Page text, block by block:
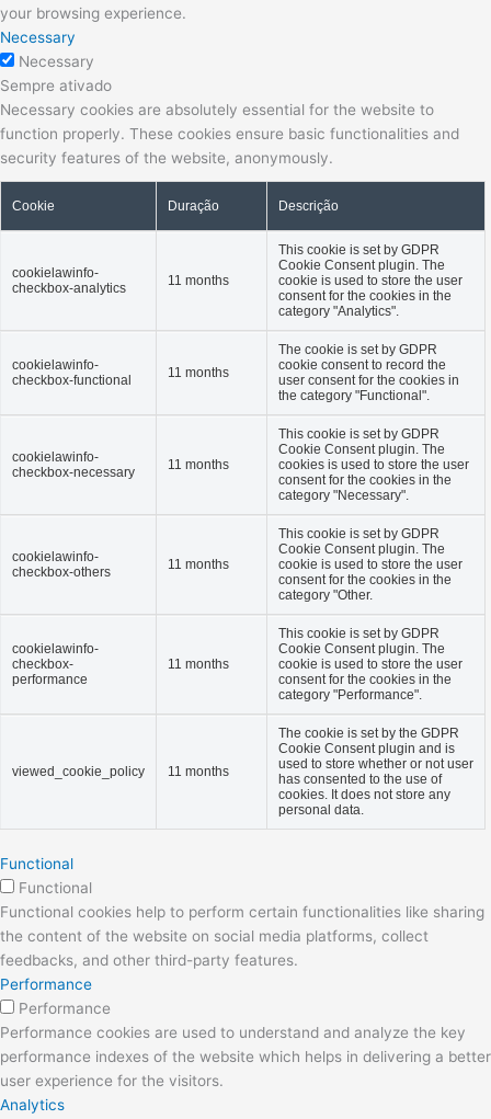
your browsing experience.
Necessary
Necessary
Sempre ativado
Necessary cookies are absolutely essential for the website to
function properly. These cookies ensure basic functionalities and
security features of the website, anonymously.
Cookie Duração Descrição
cookielawinfo-
checkbox-analytics
11 months
This cookie is set by GDPR
Cookie Consent plugin. The
cookie is used to store the user
consent for the cookies in the
category "Analytics".
cookielawinfo-
checkbox-functional
11 months
The cookie is set by GDPR
cookie consent to record the
user consent for the cookies in
the category "Functional".
cookielawinfo-
checkbox-necessary
11 months
This cookie is set by GDPR
Cookie Consent plugin. The
cookies is used to store the user
consent for the cookies in the
category "Necessary".
cookielawinfo-
checkbox-others
11 months
This cookie is set by GDPR
Cookie Consent plugin. The
cookie is used to store the user
consent for the cookies in the
category "Other.
cookielawinfo-
checkbox-
performance
11 months
This cookie is set by GDPR
Cookie Consent plugin. The
cookie is used to store the user
consent for the cookies in the
category "Performance".
viewed_cookie_policy 11 months
The cookie is set by the GDPR
Cookie Consent plugin and is
used to store whether or not user
has consented to the use of
cookies. It does not store any
personal data.
Functional
Functional
Functional cookies help to perform certain functionalities like sharing
the content of the website on social media platforms, collect
feedbacks, and other third-party features.
Performance
Performance
Performance cookies are used to understand and analyze the key
performance indexes of the website which helps in delivering a better
user experience for the visitors.
Analytics